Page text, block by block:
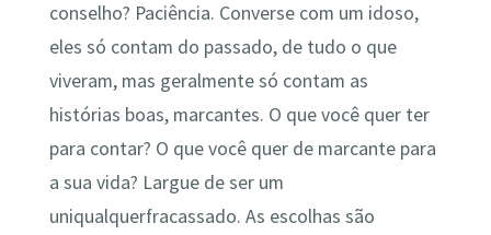
conselho? Paciência. Converse com um idoso,
eles só contam do passado, de tudo o que
viveram, mas geralmente só contam as
histórias boas, marcantes. O que você quer ter
para contar? O que você quer de marcante para
a sua vida? Largue de ser um
uniqualquerfracassado. As escolhas são